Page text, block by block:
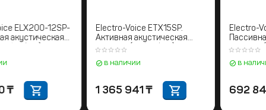
Electro-Voice ELX200-12SP-
W. Активная акустическая
682 590
Electro-Voice ETX15SP.
Активная акустическая
1 365 941